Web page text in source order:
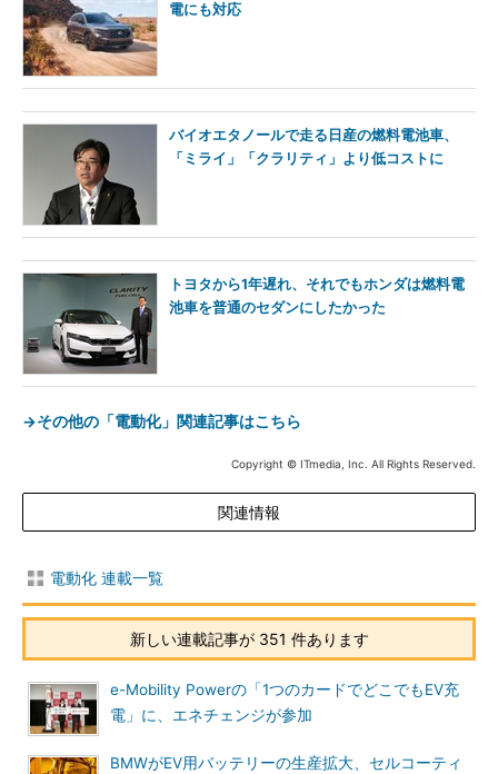
電にも対応
バイオエタノールで走る日産の燃料電池車、
「ミライ」「クラリティ」より低コストに
トヨタから1年遅れ、それでもホンダは燃料電
池車を普通のセダンにしたかった
→その他の「電動化」関連記事はこちら
Copyright © ITmedia, Inc. All Rights Reserved.
関連情報
電動化 連載一覧
新しい連載記事が 351 件あります
e-Mobility Powerの「1つのカードでどこでもEV充
電」に、エネチェンジが参加
BMWがEV用バッテリーの生産拡大、セルコーティ